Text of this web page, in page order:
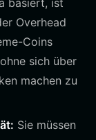
basiert, ist
Overhead
Coins
sich über
machen zu
Sie müssen